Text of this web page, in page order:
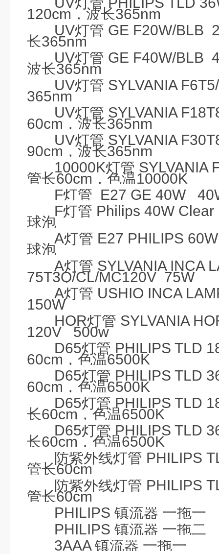
120cm ，波长365nm
UV灯管 GE F20W/BLB
长365nm
UV灯管 GE F40W/BLB
波长365nm
UV灯管 SYLVANIA
365nm
UV灯管 SYLVANIA
60cm ，波长365nm
UV灯管 SYLVANIA
90cm ，波长365nm
10000K灯管 SYLVANIA
管长60cm ，色温10000K
F灯管 E27 GE 40W
F灯管 Philips 40W Clear
球泡
A灯管 E27 PHILIPS 60W
球泡
A灯管 SYLVANIA INCA L
75T3Q/CL/MC120V 75W
A灯管 USHIO INCA
150W
HOR灯管 SYLVANIA
120V
500w
D65灯管 PHILIPS TLD
60cm ，色温6500K
D65灯管 PHILIPS TLD
60cm ，色温6500K
D65灯管 PHILIPS TLD
长60cm ，色温6500K
D65灯管 PHILIPS TLD
长60cm ，色温6500K
防紫外线灯管 PHILIPS
管长60cm
防紫外线灯管 PHILIPS
管长60cm
PHILIPS 镇流器 一拖一
PHILIPS 镇流器 一拖二
3AAA镇流器 一拖一